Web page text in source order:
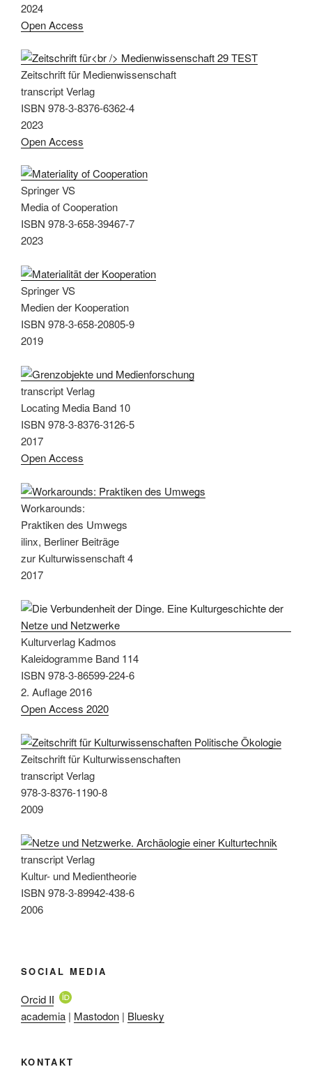
2024
Open Access
Zeitschrift für Medienwissenschaft
transcript Verlag
ISBN 978-3-8376-6362-4
2023
Open Access
Springer VS
Media of Cooperation
ISBN 978-3-658-39467-7
2023
Springer VS
Medien der Kooperation
ISBN 978-3-658-20805-9
2019
transcript Verlag
Locating Media Band 10
ISBN 978-3-8376-3126-5
2017
Open Access
Workarounds:
Praktiken des Umwegs
ilinx, Berliner Beiträge
zur Kulturwissenschaft 4
2017
Kulturverlag Kadmos
Kaleidogramme Band 114
ISBN 978-3-86599-224-6
2. Auflage 2016
Open Access 2020
Zeitschrift für Kulturwissenschaften
transcript Verlag
978-3-8376-1190-8
2009
transcript Verlag
Kultur- und Medientheorie
ISBN 978-3-89942-438-6
2006
SOCIAL MEDIA
Orcid ID
academia | Mastodon | Bluesky
KONTAKT